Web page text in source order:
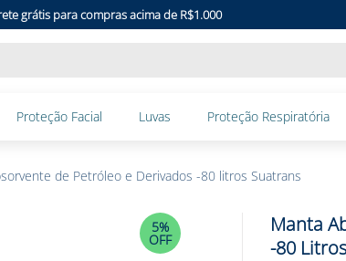
grátis para compras acima de R$1.000
Proteção Facial Luvas Proteção Respiratória
de Petróleo e Derivados -80 litros Suatrans
5%
OFF
Manta
-80